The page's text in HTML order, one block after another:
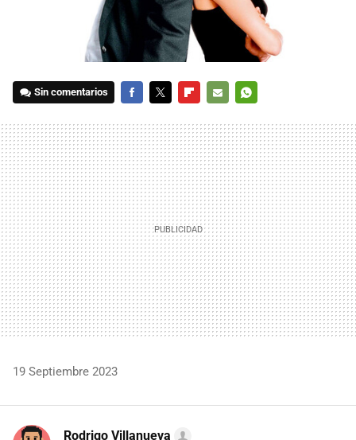
Sin comentarios
MAIL
19 Septiembre 2023
Rodrigo Villanueva